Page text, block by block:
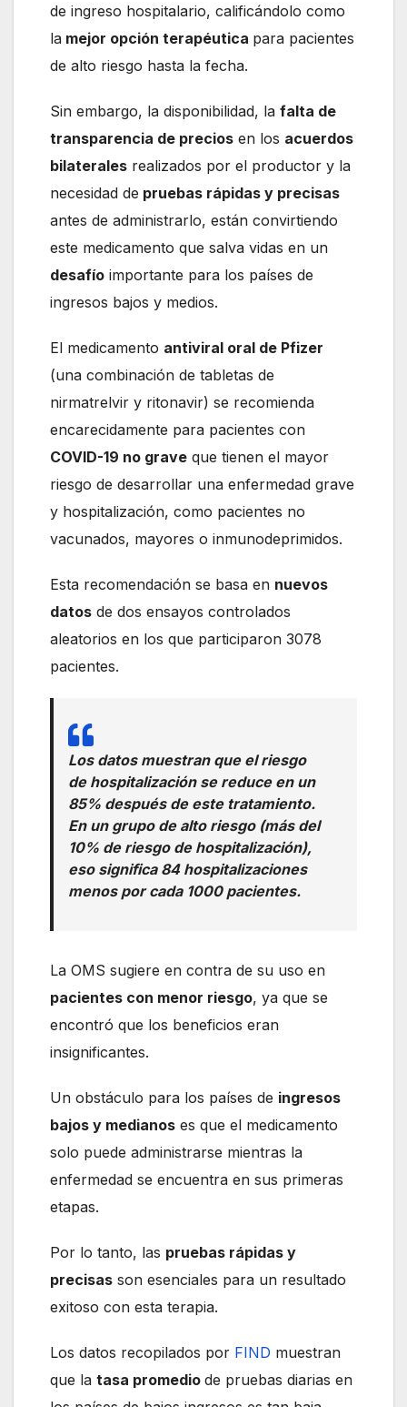
de ingreso hospitalario, calificándolo como
la mejor opción terapéutica para pacientes
de alto riesgo hasta la fecha.
Sin embargo, la disponibilidad, la falta de
transparencia de precios en los acuerdos
bilaterales realizados por el productor y la
necesidad de pruebas rápidas y precisas
antes de administrarlo, están convirtiendo
este medicamento que salva vidas en un
desafío importante para los países de
ingresos bajos y medios.
El medicamento antiviral oral de Pfizer
(una combinación de tabletas de
nirmatrelvir y ritonavir) se recomienda
encarecidamente para pacientes con
COVID-19 no grave que tienen el mayor
riesgo de desarrollar una enfermedad grave
y hospitalización, como pacientes no
vacunados, mayores o inmunodeprimidos.
Esta recomendación se basa en nuevos
datos de dos ensayos controlados
aleatorios en los que participaron 3078
pacientes.
Los datos muestran que el riesgo
de hospitalización se reduce en un
85% después de este tratamiento.
En un grupo de alto riesgo (más del
10% de riesgo de hospitalización),
eso significa 84 hospitalizaciones
menos por cada 1000 pacientes.
La OMS sugiere en contra de su uso en
pacientes con menor riesgo, ya que se
encontró que los beneficios eran
insignificantes.
Un obstáculo para los países de ingresos
bajos y medianos es que el medicamento
solo puede administrarse mientras la
enfermedad se encuentra en sus primeras
etapas.
Por lo tanto, las pruebas rápidas y
precisas son esenciales para un resultado
exitoso con esta terapia.
Los datos recopilados por FIND muestran
que la tasa promedio de pruebas diarias en